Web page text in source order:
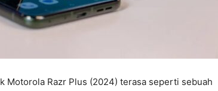
Motorola Razr Plus (2024) terasa seperti sebuah